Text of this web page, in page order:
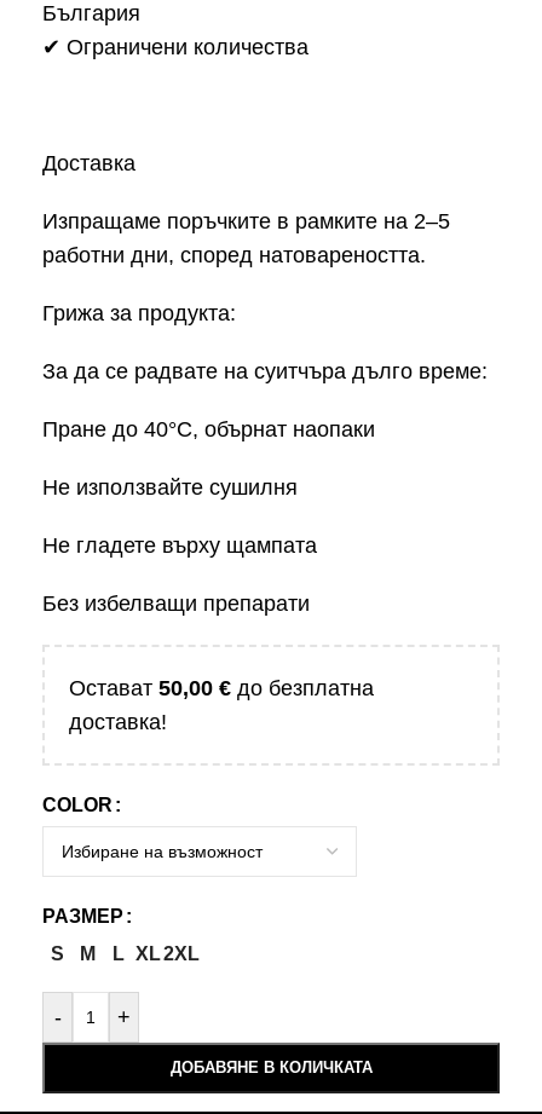
България
✔ Ограничени количества
Доставка
Изпращаме поръчките в рамките на 2–5
работни дни, според натовареността.
Грижа за продукта:
За да се радвате на суитчъра дълго време:
Пране до 40°C, обърнат наопаки
Не използвайте сушилня
Не гладете върху щампата
Без избелващи препарати
Остават 50,00 € до безплатна
доставка!
COLOR
РАЗМЕР
S
M L XL2XL
- +
ДОБАВЯНЕ В КОЛИЧКАТА